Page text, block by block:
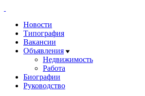
Новости
Типография
Вакансии
Объявления
Недвижимость
Работа
Биографии
Руководство